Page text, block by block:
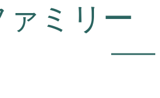
ァミリー